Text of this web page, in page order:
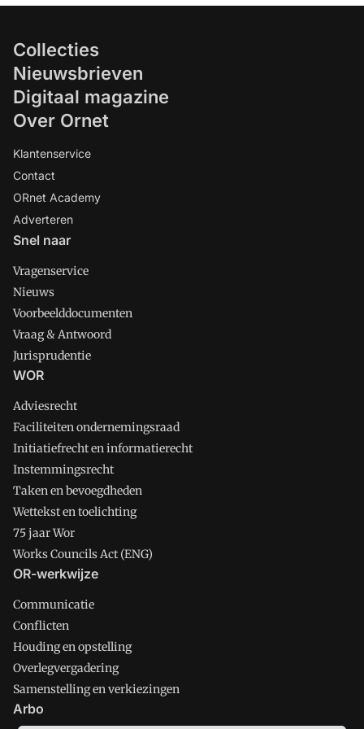
Collecties
Nieuwsbrieven
Digitaal magazine
Over Ornet
Klantenservice
Contact
ORnet Academy
Adverteren
Snel naar
Vragenservice
Nieuws
Voorbeelddocumenten
Vraag & Antwoord
Jurisprudentie
WOR
Adviesrecht
Faciliteiten ondernemingsraad
Initiatiefrecht en informatierecht
Instemmingsrecht
Taken en bevoegdheden
Wettekst en toelichting
75 jaar Wor
Works Councils Act (ENG)
OR-werkwijze
Communicatie
Conflicten
Houding en opstelling
Overlegvergadering
Samenstelling en verkiezingen
Arbo